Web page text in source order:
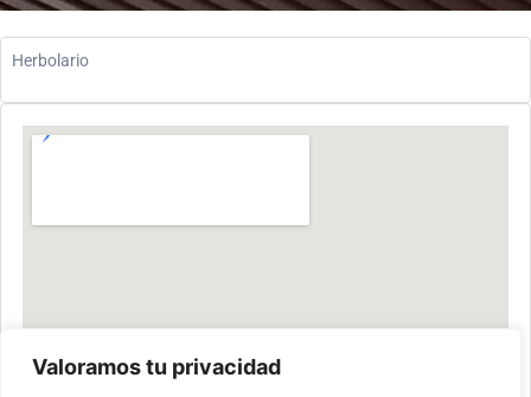
Valoramos tu privacidad
Herbolario